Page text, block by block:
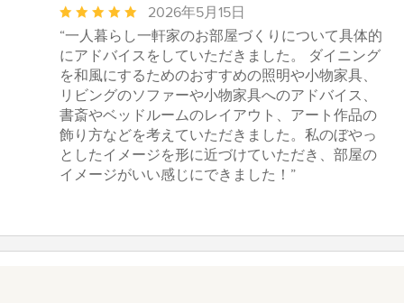
平
均
評
価：
5
つ
星
中
星
2026年5月15日
“一人暮らし一軒家のお部屋づくりについて具体的
にアドバイスをしていただきました。 ダイニング
を和風にするためのおすすめの照明や小物家具、
リビングのソファーや小物家具へのアドバイス、
書斎やベッドルームのレイアウト、アート作品の
飾り方などを考えていただきました。私のぼやっ
としたイメージを形に近づけていただき、部屋の
イメージがいい感じにできました！”